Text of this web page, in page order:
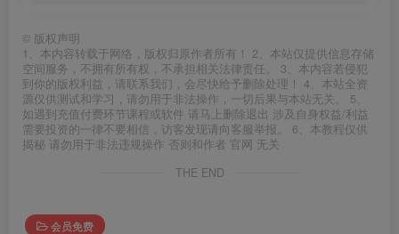
© 版权声明
1、本内容转载于网络，版权归原作者所有！ 2、本站仅提供信息存储
空间服务，不拥有所有权，不承担相关法律责任。 3、本内容若侵犯
到你的版权利益，请联系我们，会尽快给予删除处理！ 4、本站全资
源仅供测试和学习，请勿用于非法操作，一切后果与本站无关。 5、
如遇到充值付费环节课程或软件 请马上删除退出 涉及自身权益/利益
需要投资的一律不要相信，访客发现请向客服举报。 6、本教程仅供
揭秘 请勿用于非法违规操作 否则和作者 官网 无关
THE END
会员免费